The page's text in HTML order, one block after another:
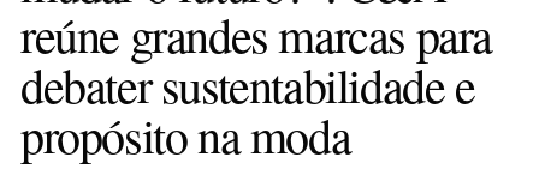
reúne grandes marcas para
debater sustentabilidade e
propósito na moda